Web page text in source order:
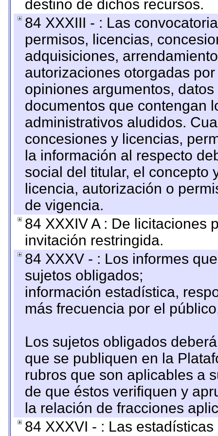
destino de dichos recursos.
84 XXXIII - : Las
permisos, licencias,
adquisiciones,
autorizaciones otorgadas
opiniones argumentos,
documentos que contengan
administrativos aludidos.
concesiones y licencias,
la información al respecto
social del titular, el concepto
licencia, autorización o
de vigencia.
84 XXXIV A : De licitaciones
invitación restringida.
84 XXXV - : Los informes
sujetos obligados;
información estadística,
más frecuencia por el
Los sujetos obligados
que se publiquen en la
rubros que son aplicables a
de que éstos verifiquen y
la relación de fracciones
84 XXXVI - : Las